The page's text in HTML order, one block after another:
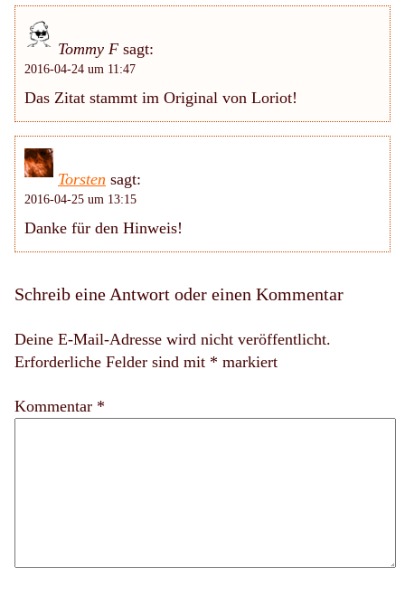
Tommy F sagt:
2016-04-24 um 11:47
Das Zitat stammt im Original von Loriot!
Torsten sagt:
2016-04-25 um 13:15
Danke für den Hinweis!
Schreib eine Antwort oder einen Kommentar
Deine E-Mail-Adresse wird nicht veröffentlicht.
Erforderliche Felder sind mit * markiert
Kommentar *